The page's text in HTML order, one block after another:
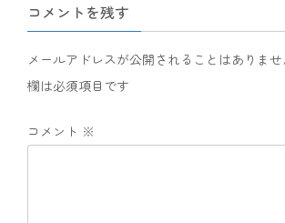
コメントを残す
メールアドレスが公開されることはありませ
欄は必須項目です
コメント ※